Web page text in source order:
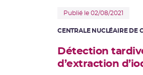
Publié le 02/08/2021
CENTRALE NUCLÉAIRE DE
Détection
d’extraction